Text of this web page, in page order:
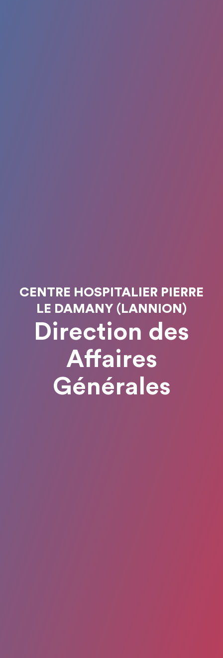
CENTRE HOSPITALIER PIERRE
LE DAMANY (LANNION)
Direction des
Affaires
Générales